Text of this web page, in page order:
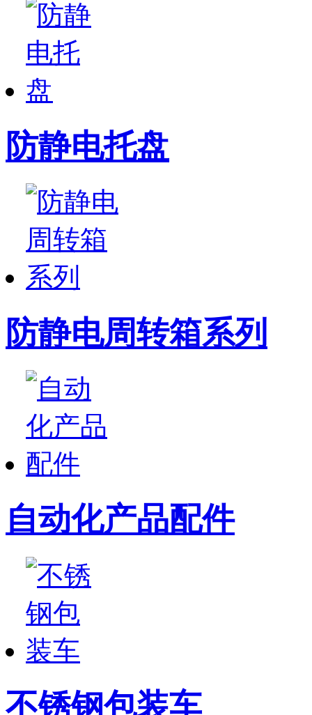
防静电托盘
防静电周转箱系列
自动化产品配件
不锈钢包装车